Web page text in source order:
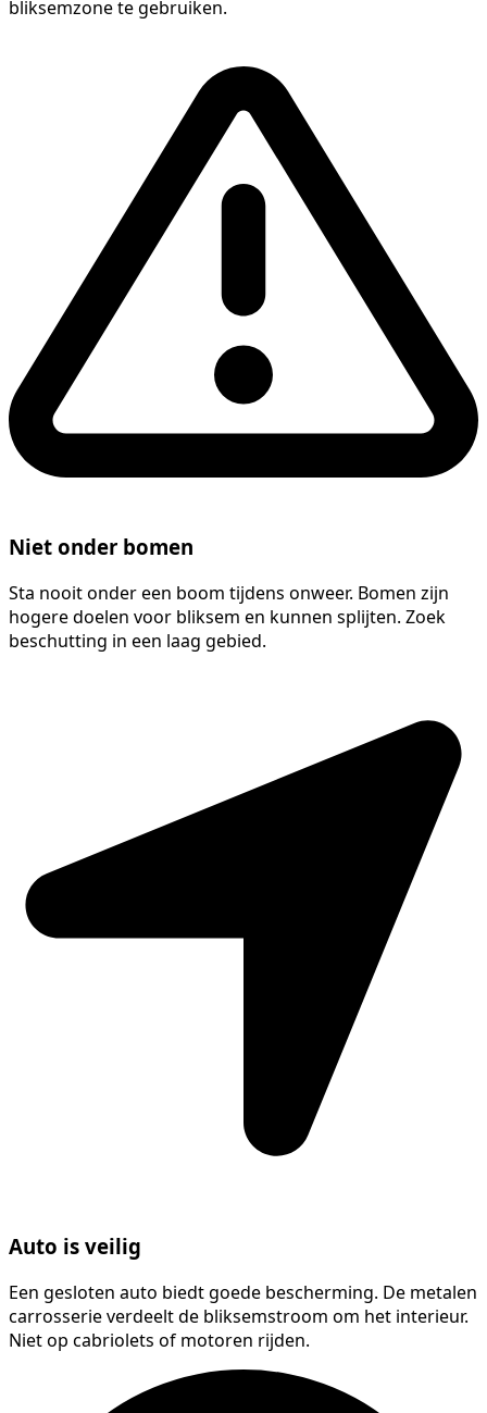
bliksemzone te gebruiken.
Niet onder bomen
Sta nooit onder een boom tijdens onweer. Bomen zijn
hogere doelen voor bliksem en kunnen splijten. Zoek
beschutting in een laag gebied.
Auto is veilig
Een gesloten auto biedt goede bescherming. De metalen
carrosserie verdeelt de bliksemstroom om het interieur.
Niet op cabriolets of motoren rijden.